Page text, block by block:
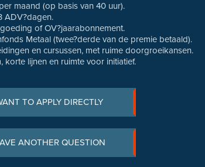
maand (op basis van 40 uur).
ADV?dagen.
of OV?jaarabonnement.
Metaal (twee?derde van de premie betaald).
en cursussen, met ruime doorgroeikansen.
korte lijnen en ruimte voor initiatief.
TO APPLY DIRECTLY
ANOTHER QUESTION